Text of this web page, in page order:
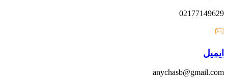
02177149629
ایمیل
anychasb@gmail.com